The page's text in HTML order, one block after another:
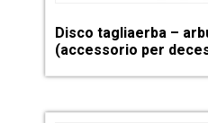
Disco tagliaerba –
(accessorio per